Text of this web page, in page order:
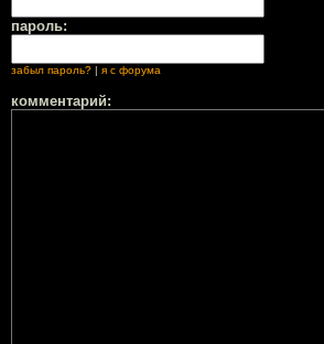
пароль:
забыл пароль? | я с форума
комментарий: